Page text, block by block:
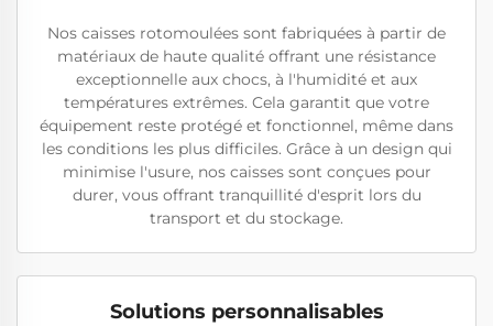
Nos caisses rotomoulées sont fabriquées à partir de
matériaux de haute qualité offrant une résistance
exceptionnelle aux chocs, à l'humidité et aux
températures extrêmes. Cela garantit que votre
équipement reste protégé et fonctionnel, même dans
les conditions les plus difficiles. Grâce à un design qui
minimise l'usure, nos caisses sont conçues pour
durer, vous offrant tranquillité d'esprit lors du
transport et du stockage.
Solutions personnalisables